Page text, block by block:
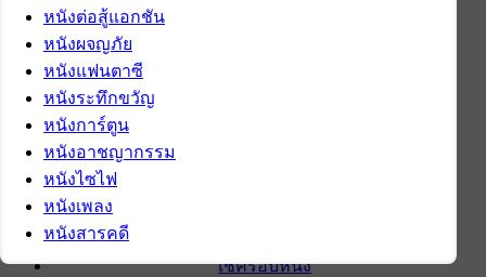
เช็ครอบหนัง
หนังต่อสู้แอกชัน
หนังผจญภัย
หนังแฟนตาซี
หนังระทึกขวัญ
หนังการ์ตูน
หนังอาชญากรรม
หนังไซไฟ
หนังเพลง
หนังสารคดี